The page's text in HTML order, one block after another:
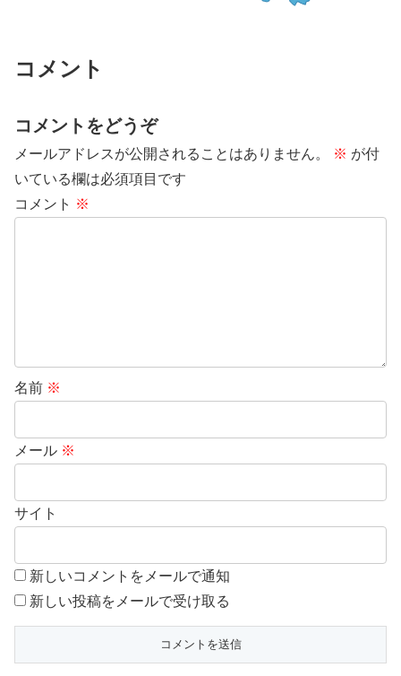
コメント
コメントをどうぞ
メールアドレスが公開されることはありません。 ※ が付
いている欄は必須項目です
コメント ※
名前 ※
メール ※
サイト
新しいコメントをメールで通知
新しい投稿をメールで受け取る